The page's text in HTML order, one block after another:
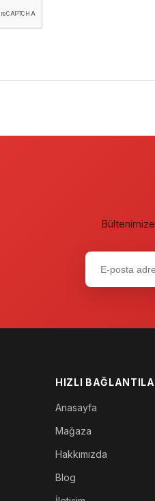
HIZLI
Anasayfa
Mağaza
Hakkımızda
Blog